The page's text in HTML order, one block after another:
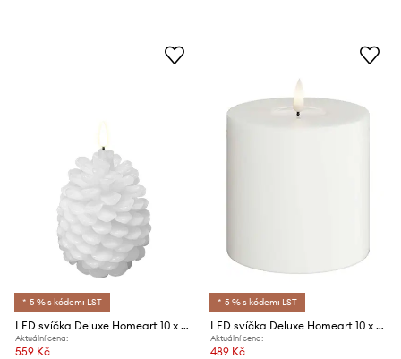
*-5 % s kódem: LST
LED svíčka Deluxe Homeart 10 x 13 cm
Aktuální cena:
559 Kč
*-5 % s kódem: LST
LED svíčka Deluxe Homeart 10 x 10 cm
Aktuální cena:
489 Kč